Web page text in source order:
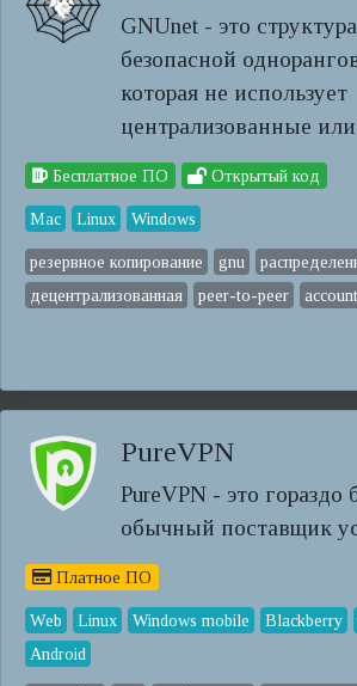
GNUnet - это
безопасной
которая не использует
централизованные или
Бесплатное ПО Открытый код
Mac Linux Windows
резервное копирование gnu
децентрализованная
peer-to-peer
PureVPN
PureVPN - это гораздо
обычный поставщик
Платное ПО
Web Linux Windows mobile Blackberry
Android